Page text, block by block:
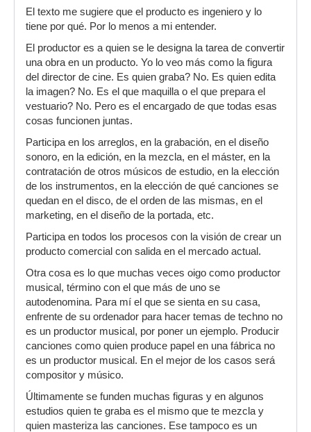
El texto me sugiere que el producto es ingeniero y lo
tiene por qué. Por lo menos a mi entender.
El productor es a quien se le designa la tarea de convertir
una obra en un producto. Yo lo veo más como la figura
del director de cine. Es quien graba? No. Es quien edita
la imagen? No. Es el que maquilla o el que prepara el
vestuario? No. Pero es el encargado de que todas esas
cosas funcionen juntas.
Participa en los arreglos, en la grabación, en el diseño
sonoro, en la edición, en la mezcla, en el máster, en la
contratación de otros músicos de estudio, en la elección
de los instrumentos, en la elección de qué canciones se
quedan en el disco, de el orden de las mismas, en el
marketing, en el diseño de la portada, etc.
Participa en todos los procesos con la visión de crear un
producto comercial con salida en el mercado actual.
Otra cosa es lo que muchas veces oigo como productor
musical, término con el que más de uno se
autodenomina. Para mí el que se sienta en su casa,
enfrente de su ordenador para hacer temas de techno no
es un productor musical, por poner un ejemplo. Producir
canciones como quien produce papel en una fábrica no
es un productor musical. En el mejor de los casos será
compositor y músico.
Últimamente se funden muchas figuras y en algunos
estudios quien te graba es el mismo que te mezcla y
quien masteriza las canciones. Ese tampoco es un